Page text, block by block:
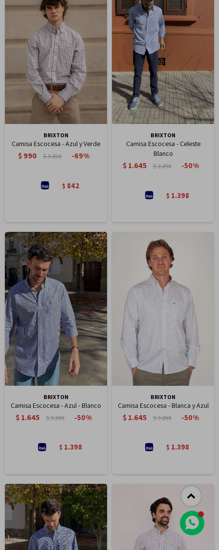
BRIXTON
Camisa Escocesa - Azul y Verde
$ 990 $3.290 69
$ 842
BRIXTON
Camisa Escocesa - Celeste
Blanco
$ 1.645 $3.290 50
$ 1.398
BRIXTON
Camisa Escocesa - Azul - Blanco
$ 1.645 $3.290 50
$ 1.398
BRIXTON
Camisa Escocesa - Blanca y Azul
$ 1.645 $3.290 50
$ 1.398